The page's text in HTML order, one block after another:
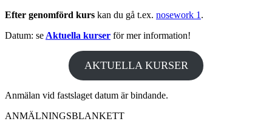
Efter genomförd kurs kan du gå t.ex. nosework 1 .
Datum: se Aktuella kurser för mer information!
AKTUELLA KURSER
Anmälan vid fastslaget datum är bindande.
ANMÄLNINGSBLANKETT